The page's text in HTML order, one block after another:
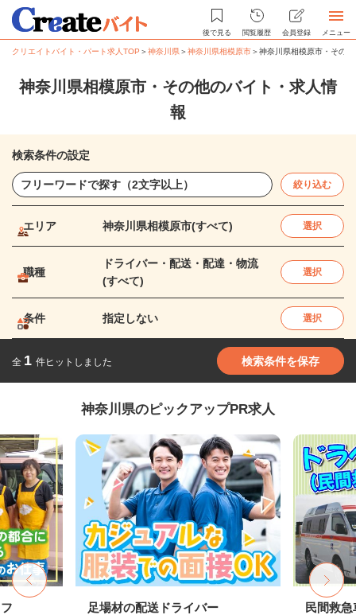
後で見る 閲覧履歴 会員登録 メニュー
クリエイトバイト・パート求人TOP ＞神奈川県＞神奈川県相模原市＞神奈川県相模原市・その
神奈川県相模原市・その他のバイト・求人情
報
検索条件の設定
絞り込む
エリア 神奈川県相模原市(すべて) 選択
職種
ドライバー・配送・配達・物流
(すべて)
選択
条件 指定しない 選択
全 1 件ヒットしました 検索条件を保存
神奈川県のピックアップPR求人
足場材の配送ドライバー 民間救